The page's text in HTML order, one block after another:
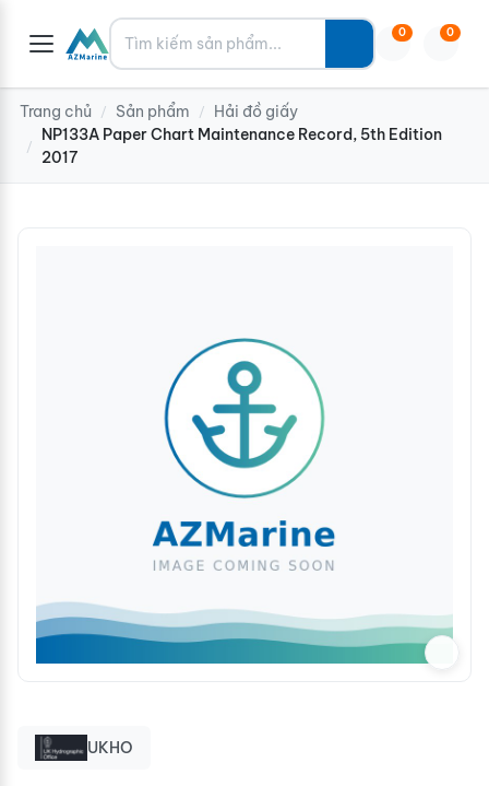
Tìm kiếm 0 0
Trang chủ / Sản phẩm / Hải đồ giấy
/
NP133A Paper Chart Maintenance Record, 5th Edition
2017
UKHO